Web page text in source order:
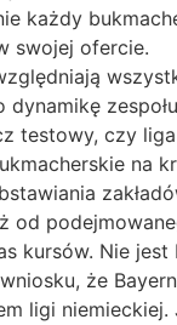
każdy
swojej ofercie.
dynamikę
testowy, czy
na
od
kursów. Nie
że
ligi niemieckiej.